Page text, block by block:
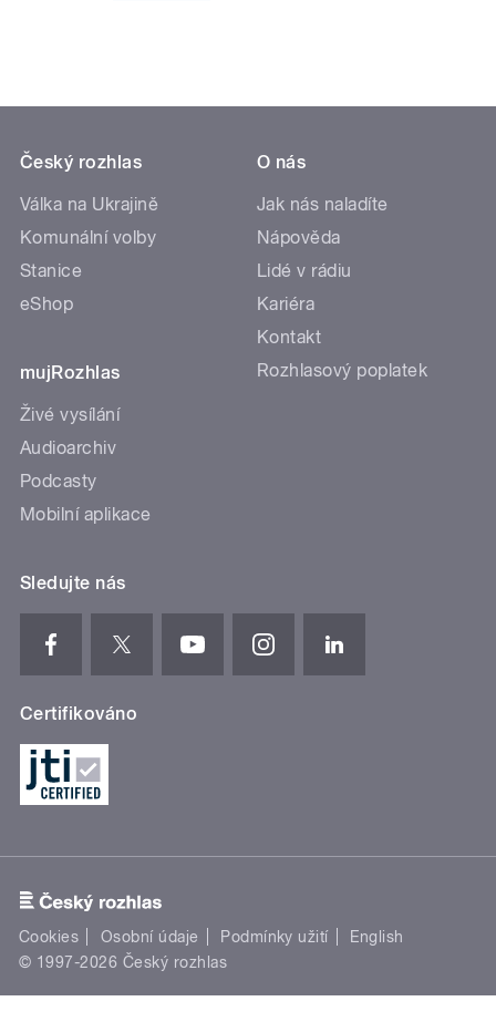
Český rozhlas
Válka na Ukrajině
Komunální volby
Stanice
eShop
mujRozhlas
Živé vysílání
Audioarchiv
Podcasty
Mobilní aplikace
O nás
Jak nás naladíte
Nápověda
Lidé v rádiu
Kariéra
Kontakt
Rozhlasový poplatek
Sledujte nás
Certifikováno
Cookies Osobní údaje Podmínky užití
English
© 1997-2026 Český rozhlas